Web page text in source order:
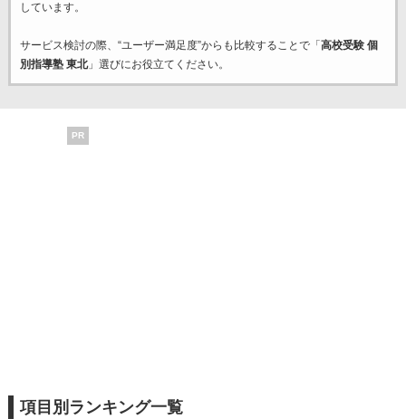
しています。
サービス検討の際、“ユーザー満足度”からも比較することで「 高校受験 個
別指導塾 東北」選びにお役立てください。
PR
項目別ランキング一覧